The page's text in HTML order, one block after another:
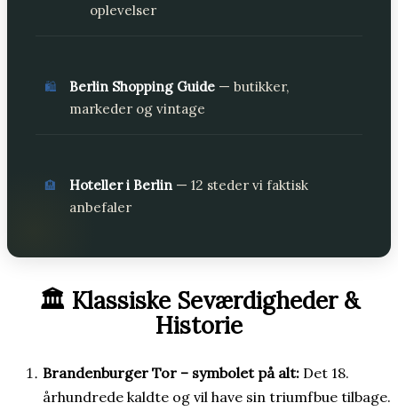
oplevelser
🛍️ Berlin Shopping Guide — butikker,
markeder og vintage
🏨 Hoteller i Berlin — 12 steder vi faktisk
anbefaler
🏛️ Klassiske Seværdigheder &
Historie
Brandenburger Tor – symbolet på alt: Det 18.
århundrede kaldte og vil have sin triumfbue tilbage.